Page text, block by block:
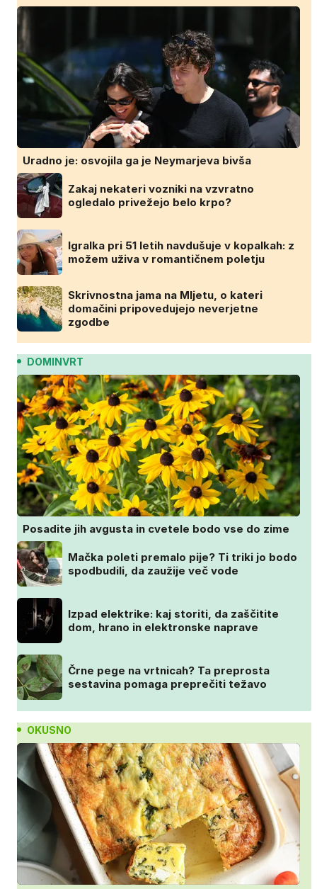
Uradno je: osvojila ga je Neymarjeva bivša
Zakaj nekateri vozniki na vzvratno
ogledalo privežejo belo krpo?
Igralka pri 51 letih navdušuje v kopalkah: z
možem uživa v romantičnem poletju
Skrivnostna jama na Mljetu, o kateri
domačini pripovedujejo neverjetne
zgodbe
DOMINVRT
Posadite jih avgusta in cvetele bodo vse do zime
Mačka poleti premalo pije? Ti triki jo bodo
spodbudili, da zaužije več vode
Izpad elektrike: kaj storiti, da zaščitite
dom, hrano in elektronske naprave
Črne pege na vrtnicah? Ta preprosta
sestavina pomaga preprečiti težavo
OKUSNO